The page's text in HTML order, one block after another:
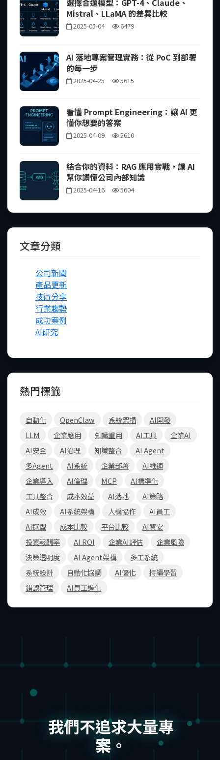
Mistral、LLaMA 的差異比較
2025-05-04 6479
AI 落地專案管理實務：從 PoC 到部署
的每一步
2025-04-25 5615
看懂 Prompt Engineering：讓 AI 更
懂你想要的答案
2025-04-09 5610
結合你的資料：RAG 應用實戰，讓 AI
幫你讀懂公司內部知識
2025-04-16 5604
文章分類
公司新聞
產品更新
技術分享
行業趨勢
成功案例
AI研究
熱門標籤
自動化 OpenClaw 系統架構
AI開發
LLM
企業應用 知識重用 AI工具
企業AI
AI安全
AI治理 知識整合
AI Agent
多Agent
AI系統 企業部署
AI維運
企業導入
AI倫理 MCP
AI標準化
工具整合
成本效益 AI落地
AI策略
AI成效
AI系統架構 人機協作
AI員工
AI選型
成本比較 平台比較
AI資安
投資報酬率
AI ROI 企業AI評估
企業風險
決策透明度
AI Agent架構
多工系統
系統設計
自動化協調 AI優化
持續學習
錯誤管理
AI員工進化
我們不追求大量專
案。